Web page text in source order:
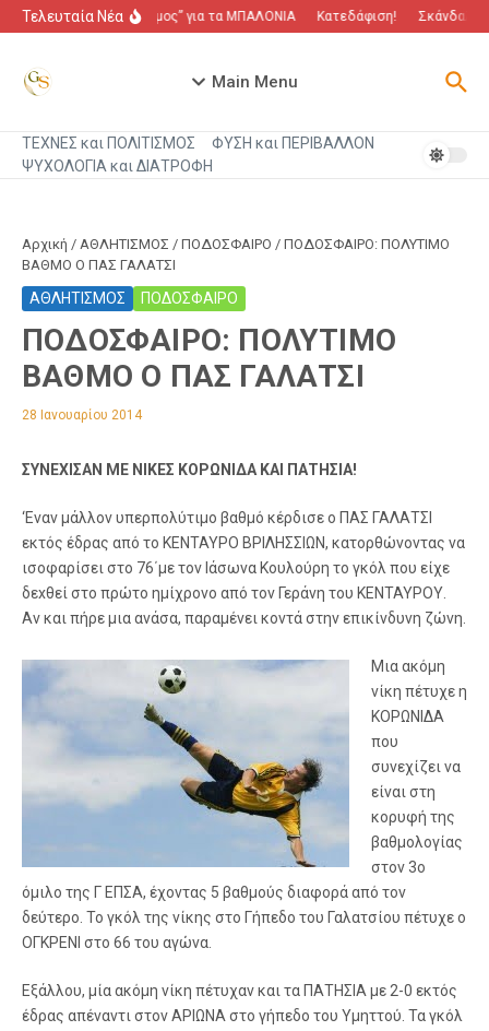
Μετάβαση στο περιεχόμενο
Τελευταία Νέα“Πόλεμος” για τα ΜΠΑΛΟΝΙΑ Κατεδάφιση! Σκάνδαλο
Main Menu
ΤΕΧΝΕΣ και ΠΟΛΙΤΙΣΜΟΣ
ΦΥΣΗ και ΠΕΡΙΒΑΛΛΟΝ
ΨΥΧΟΛΟΓΙΑ και ΔΙΑΤΡΟΦΗ
Αρχική / ΑΘΛΗΤΙΣΜΟΣ / ΠΟΔΟΣΦΑΙΡΟ / ΠΟΔΟΣΦΑΙΡΟ: ΠΟΛΥΤΙΜΟ
ΒΑΘΜΟ Ο ΠΑΣ ΓΑΛΑΤΣΙ
ΑΘΛΗΤΙΣΜΟΣ ΠΟΔΟΣΦΑΙΡΟ
ΠΟΔΟΣΦΑΙΡΟ: ΠΟΛΥΤΙΜΟ
ΒΑΘΜΟ Ο ΠΑΣ ΓΑΛΑΤΣΙ
28 Ιανουαρίου 2014
ΣΥΝΕΧΙΣΑΝ ΜΕ ΝΙΚΕΣ ΚΟΡΩΝΙΔΑ ΚΑΙ ΠΑΤΗΣΙΑ!
‘Εναν μάλλον υπερπολύτιμο βαθμό κέρδισε ο ΠΑΣ ΓΑΛΑΤΣΙ
εκτός έδρας από το ΚΕΝΤΑΥΡΟ ΒΡΙΛΗΣΣΙΩΝ, κατορθώνοντας να
ισοφαρίσει στο 76΄με τον Ιάσωνα Κουλούρη το γκόλ που είχε
δεxθεί στο πρώτο ημίχρονο από τον Γεράνη του ΚΕΝΤΑΥΡΟΥ.
Αν και πήρε μια ανάσα, παραμένει κοντά στην επικίνδυνη ζώνη.
Μια ακόμη
νίκη πέτυχε η
ΚΟΡΩΝΙΔΑ
που
συνεχίζει να
είναι στη
κορυφή της
βαθμολογίας
στον 3ο
όμιλο της Γ ΕΠΣΑ, έχοντας 5 βαθμούς διαφορά από τον
δεύτερο. Το γκόλ της νίκης στο Γήπεδο του Γαλατσίου πέτυχε ο
ΟΓΚΡΕΝΙ στο 66 του αγώνα.
Εξάλλου, μία ακόμη νίκη πέτυχαν και τα ΠΑΤΗΣΙΑ με 2-0 εκτός
έδρας απέναντι στον ΑΡΙΩΝΑ στο γήπεδο του Υμηττού. Τα γκόλ